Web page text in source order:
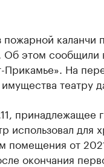
каланчи
этом сообщили
Прикамье». На
театру
использовал для
помещения от
окончания